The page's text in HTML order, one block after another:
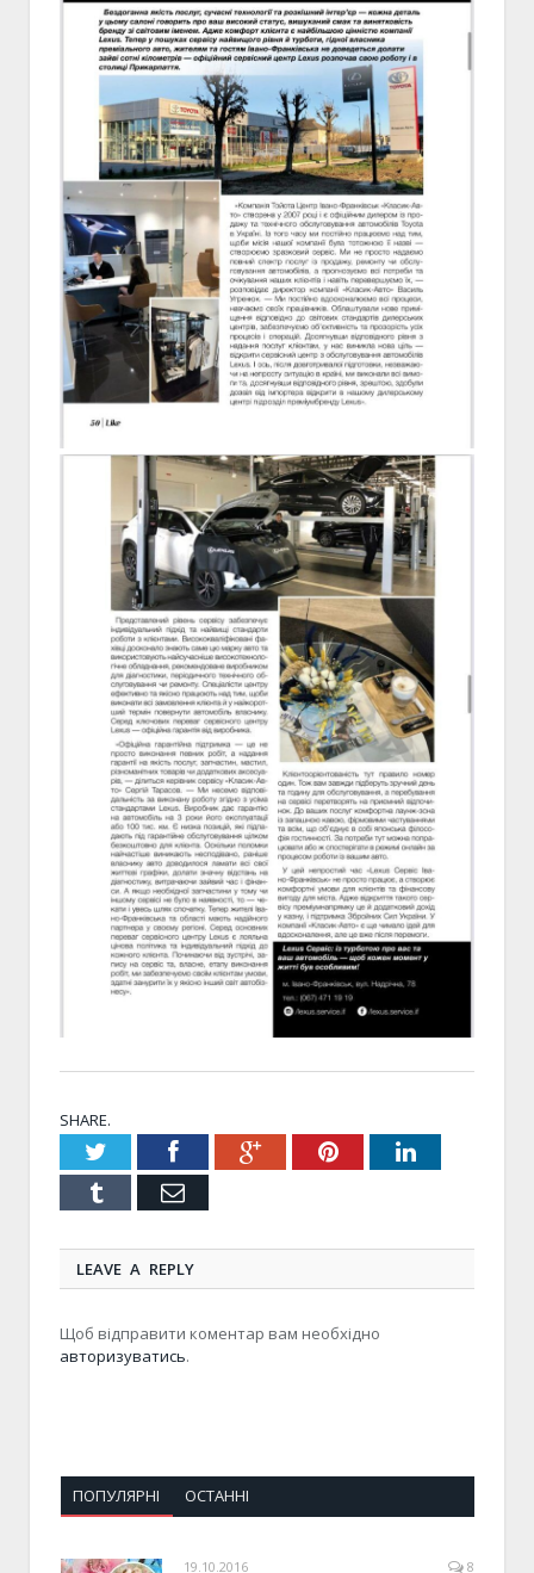
SHARE.
TwitterFacebookGoogle+PinterestLinkedIn
Tumblr Email
LEAVE A REPLY
Щоб відправити коментар вам необхідно
авторизуватись.
ПОПУЛЯРНІ ОСТАННІ
19.10.2016 8